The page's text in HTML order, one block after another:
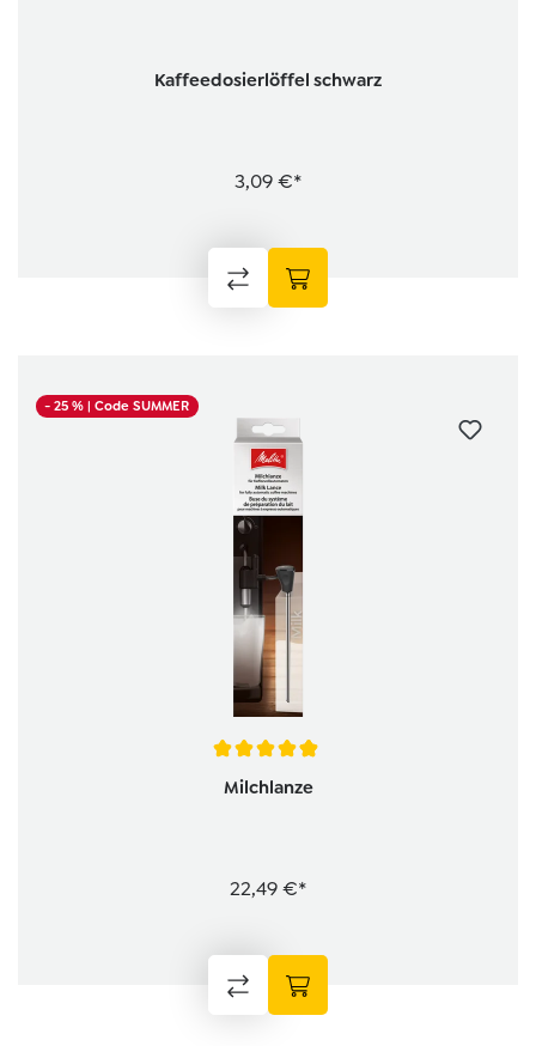
Kaffeedosierlöffel schwarz
3,09 €*
- 25 %| Code SUMMER
Durchschnittliche Bewertung von 4.9 von 5 Sternen
Milchlanze
22,49 €*